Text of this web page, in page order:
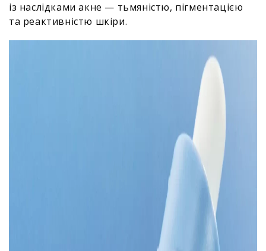
із наслідками акне — тьмяністю, пігментацією
та реактивністю шкіри.